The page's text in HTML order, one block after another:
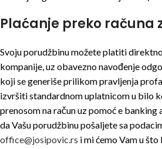
Plaćanje preko računa
Svoju porudžbinu možete platiti
kompanije, uz obavezno navođenje
koji se generiše prilikom pravljenja
izvršiti standardnom uplatnicom u bilo
prenosom na račun uz pomoć e
da Vašu porudžbinu pošaljete sa
office@josipovic.rs i mi ćemo Vam u